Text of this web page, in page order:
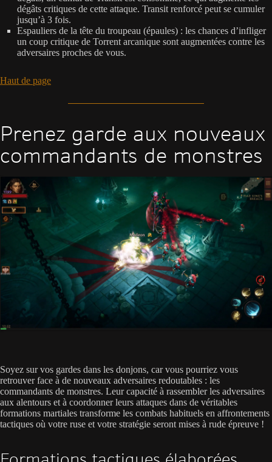
dégâts critiques de cette attaque. Transit renforcé peut se cumuler
jusqu’à 3 fois.
Espauliers de la tête du troupeau (épaules) : les chances d’infliger
un coup critique de Torrent arcanique sont augmentées contre les
adversaires proches de vous.
Haut de page
Prenez garde aux nouveaux
commandants de monstres
Soyez sur vos gardes dans les donjons, car vous pourriez vous
retrouver face à de nouveaux adversaires redoutables : les
commandants de monstres. Leur capacité à rassembler les adversaires
aux alentours et à coordonner leurs attaques dans de véritables
formations martiales transforme les combats habituels en affrontements
tactiques où votre ruse et votre stratégie seront mises à rude épreuve !